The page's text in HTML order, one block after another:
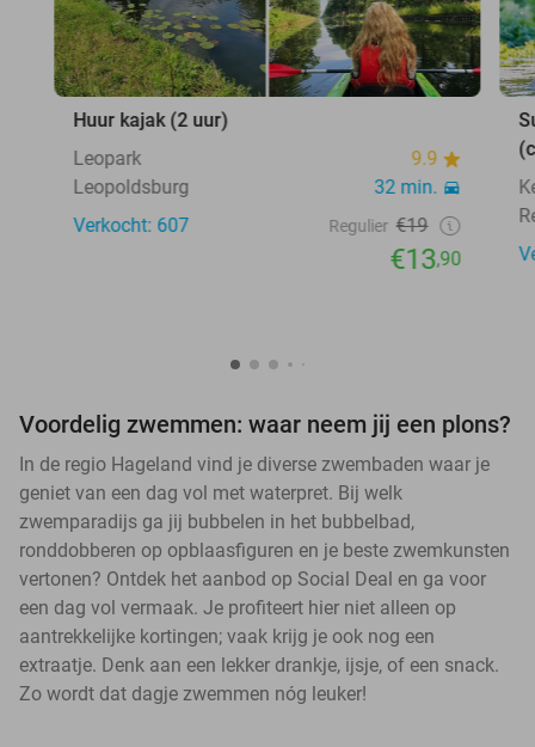
Huur kajak (2 uur)
Leopark
9.9
Leopoldsburg
32 min.
Verkocht: 607
Regulier €19
€13,90
Voordelig zwemmen: waar neem jij een plons?
In de regio Hageland vind je diverse zwembaden waar je
geniet van een dag vol met waterpret. Bij welk
zwemparadijs ga jij bubbelen in het bubbelbad,
ronddobberen op opblaasfiguren en je beste zwemkunsten
vertonen? Ontdek het aanbod op Social Deal en ga voor
een dag vol vermaak. Je profiteert hier niet alleen op
aantrekkelijke kortingen; vaak krijg je ook nog een
extraatje. Denk aan een lekker drankje, ijsje, of een snack.
Zo wordt dat dagje zwemmen nóg leuker!